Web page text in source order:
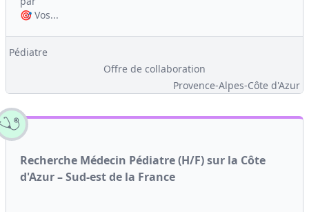
🎯 Vos...
Pédiatre
Offre de collaboration
Provence-Alpes-Côte d'Azur
Recherche Médecin Pédiatre (H/F) sur la Côte
d'Azur – Sud-est de la France